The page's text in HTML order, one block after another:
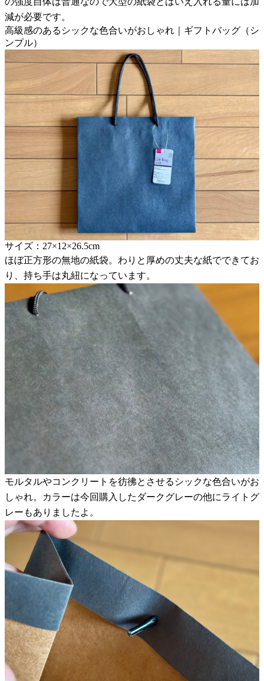
減が必要です。
高級感のあるシックな色合いがおしゃれ｜ギフトバッグ（シ
ンプル）
サイズ：27×12×26.5cm
ほぼ正方形の無地の紙袋。わりと厚めの丈夫な紙でできてお
り、持ち手は丸紐になっています。
モルタルやコンクリートを彷彿とさせるシックな色合いがお
しゃれ。カラーは今回購入したダークグレーの他にライトグ
レーもありましたよ。